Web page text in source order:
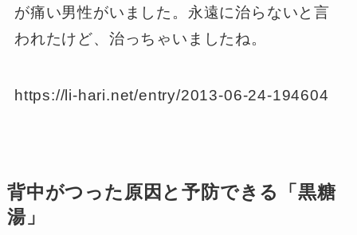
が痛い男性がいました。永遠に治らないと言
われたけど、治っちゃいましたね。
https://li-hari.net/entry/2013-06-24-194604
背中がつった原因と予防できる「黒糖
湯」